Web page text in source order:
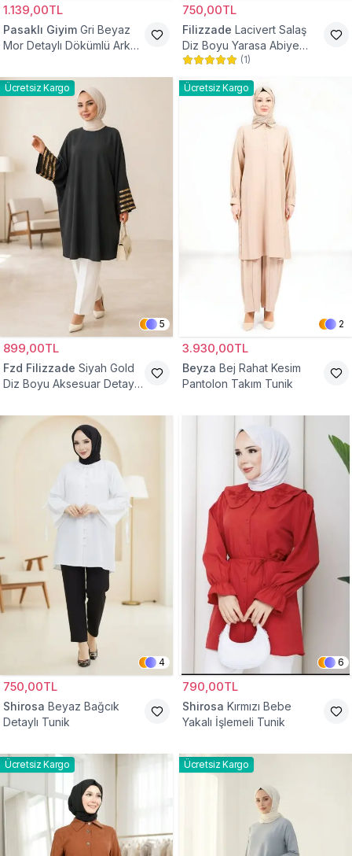
1.139,00TL
Pasaklı Giyim Gri Beyaz
Mor Detaylı Dökümlü Arkası
750,00TL
Filizzade Lacivert Salaş
Diz Boyu Yarasa Abiye
Tunik
(1)
Ücretsiz Kargo
5
899,00TL
Fzd Filizzade Siyah Gold
Diz Boyu Aksesuar Detaylı
Ücretsiz Kargo
2
3.930,00TL
Beyza Bej Rahat Kesim
Pantolon Takım Tunik
4
750,00TL
Shirosa Beyaz Bağcık
Detaylı Tunik
6
790,00TL
Shirosa Kırmızı Bebe
Yakalı İşlemeli Tunik
Ücretsiz Kargo Ücretsiz Kargo